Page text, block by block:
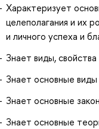
Характеризует
целеполагания и их
и личного успеха и
Знает виды,
Знает основные
Знает основные
Знает основные